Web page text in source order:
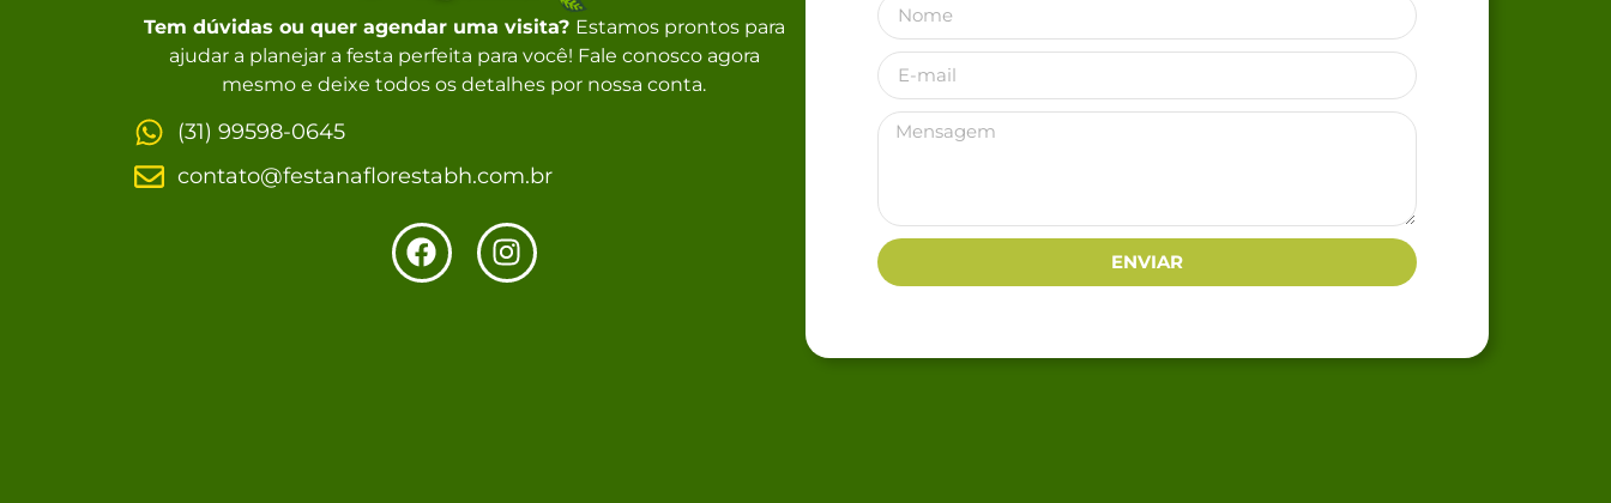
Tem dúvidas ou quer agendar uma visita? Estamos prontos para
ajudar a planejar a festa perfeita para você! Fale conosco agora
mesmo e deixe todos os detalhes por nossa conta.
(31) 99598-0645
contato@festanaflorestabh.com.br
ENVIAR